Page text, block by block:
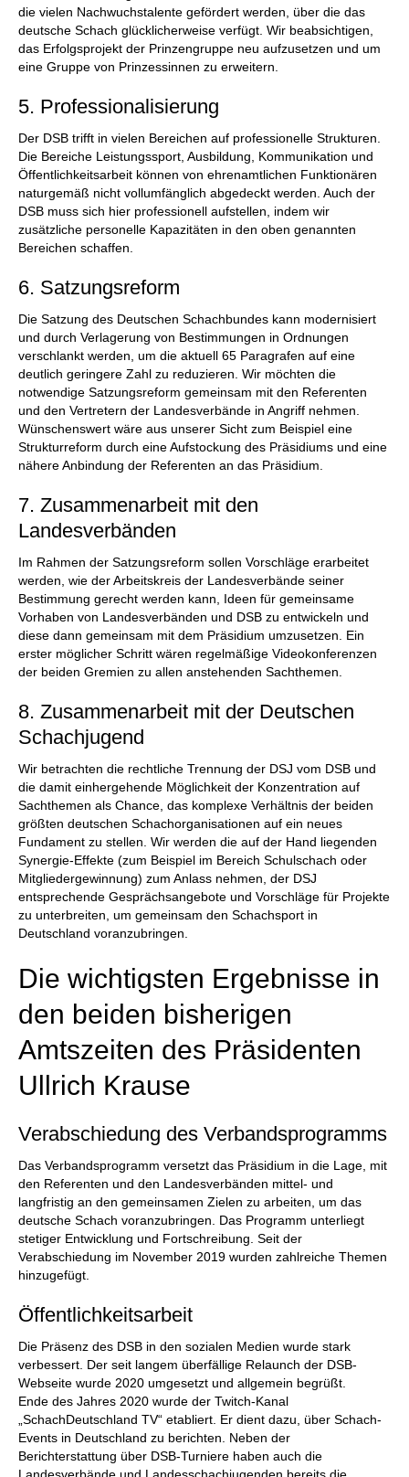
die vielen Nachwuchstalente gefördert werden, über die das
deutsche Schach glücklicherweise verfügt. Wir beabsichtigen,
das Erfolgsprojekt der Prinzengruppe neu aufzusetzen und um
eine Gruppe von Prinzessinnen zu erweitern.
5. Professionalisierung
Der DSB trifft in vielen Bereichen auf professionelle Strukturen.
Die Bereiche Leistungssport, Ausbildung, Kommunikation und
Öffentlichkeitsarbeit können von ehrenamtlichen Funktionären
naturgemäß nicht vollumfänglich abgedeckt werden. Auch der
DSB muss sich hier professionell aufstellen, indem wir
zusätzliche personelle Kapazitäten in den oben genannten
Bereichen schaffen.
6. Satzungsreform
Die Satzung des Deutschen Schachbundes kann modernisiert
und durch Verlagerung von Bestimmungen in Ordnungen
verschlankt werden, um die aktuell 65 Paragrafen auf eine
deutlich geringere Zahl zu reduzieren. Wir möchten die
notwendige Satzungsreform gemeinsam mit den Referenten
und den Vertretern der Landesverbände in Angriff nehmen.
Wünschenswert wäre aus unserer Sicht zum Beispiel eine
Strukturreform durch eine Aufstockung des Präsidiums und eine
nähere Anbindung der Referenten an das Präsidium.
7. Zusammenarbeit mit den
Landesverbänden
Im Rahmen der Satzungsreform sollen Vorschläge erarbeitet
werden, wie der Arbeitskreis der Landesverbände seiner
Bestimmung gerecht werden kann, Ideen für gemeinsame
Vorhaben von Landesverbänden und DSB zu entwickeln und
diese dann gemeinsam mit dem Präsidium umzusetzen. Ein
erster möglicher Schritt wären regelmäßige Videokonferenzen
der beiden Gremien zu allen anstehenden Sachthemen.
8. Zusammenarbeit mit der Deutschen
Schachjugend
Wir betrachten die rechtliche Trennung der DSJ vom DSB und
die damit einhergehende Möglichkeit der Konzentration auf
Sachthemen als Chance, das komplexe Verhältnis der beiden
größten deutschen Schachorganisationen auf ein neues
Fundament zu stellen. Wir werden die auf der Hand liegenden
Synergie-Effekte (zum Beispiel im Bereich Schulschach oder
Mitgliedergewinnung) zum Anlass nehmen, der DSJ
entsprechende Gesprächsangebote und Vorschläge für Projekte
zu unterbreiten, um gemeinsam den Schachsport in
Deutschland voranzubringen.
Die wichtigsten Ergebnisse in
den beiden bisherigen
Amtszeiten des Präsidenten
Ullrich Krause
Verabschiedung des Verbandsprogramms
Das Verbandsprogramm versetzt das Präsidium in die Lage, mit
den Referenten und den Landesverbänden mittel- und
langfristig an den gemeinsamen Zielen zu arbeiten, um das
deutsche Schach voranzubringen. Das Programm unterliegt
stetiger Entwicklung und Fortschreibung. Seit der
Verabschiedung im November 2019 wurden zahlreiche Themen
hinzugefügt.
Öffentlichkeitsarbeit
Die Präsenz des DSB in den sozialen Medien wurde stark
verbessert. Der seit langem überfällige Relaunch der DSB-
Webseite wurde 2020 umgesetzt und allgemein begrüßt.
Ende des Jahres 2020 wurde der Twitch-Kanal
„SchachDeutschland TV“ etabliert. Er dient dazu, über Schach-
Events in Deutschland zu berichten. Neben der
Berichterstattung über DSB-Turniere haben auch die